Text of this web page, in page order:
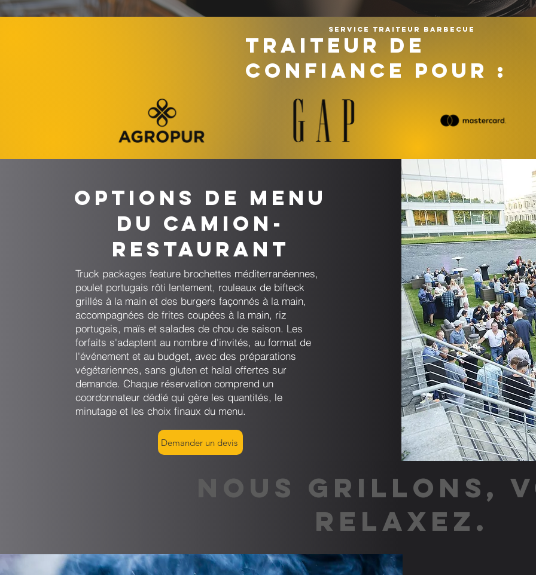
Service traiteur barbecue
TRAITEUR DE
CONFIANCE POUR :
Options de menu
du camion-
restaurant
Truck packages feature brochettes méditerranéennes,
poulet portugais rôti lentement, rouleaux de bifteck
grillés à la main et des burgers façonnés à la main,
accompagnées de frites coupées à la main, riz
portugais, maïs et salades de chou de saison. Les
forfaits s'adaptent au nombre d'invités, au format de
l'événement et au budget, avec des préparations
végétariennes, sans gluten et halal offertes sur
demande. Chaque réservation comprend un
coordonnateur dédié qui gère les quantités, le
minutage et les choix finaux du menu.
Demander un devis
NOUS GRILLONS,
RELAXEZ.